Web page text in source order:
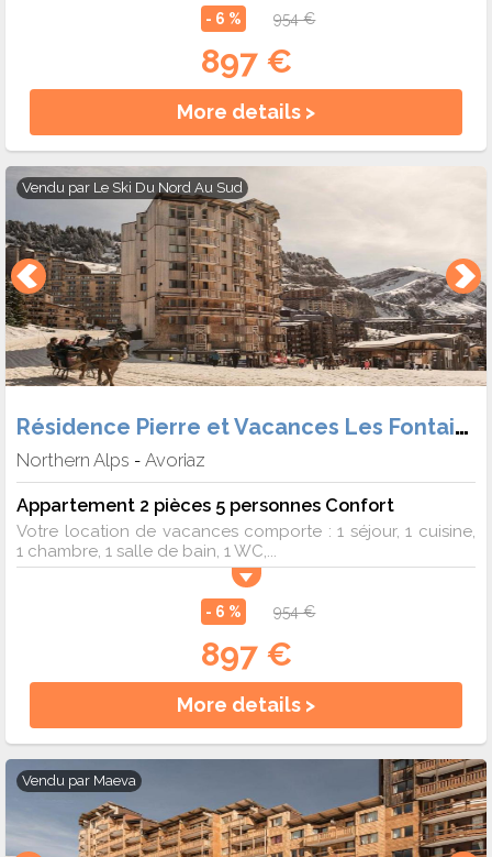
- 6 % 954 €
897 €
More details >
Vendu par Le Ski Du Nord Au Sud
Résidence Pierre et Vacances Les Fontaines Blanches
Northern Alps - Avoriaz
Appartement 2 pièces 5 personnes Confort
Votre location de vacances comporte : 1 séjour, 1 cuisine,
1 chambre, 1 salle de bain, 1 WC,...
- 6 % 954 €
897 €
More details >
Vendu par Maeva